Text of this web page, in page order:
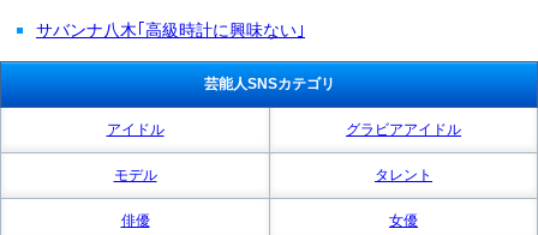
サバンナ八木｢高級時計に興味ない｣
芸能人SNSカテゴリ
アイドル グラビアアイドル
モデル タレント
俳優 女優